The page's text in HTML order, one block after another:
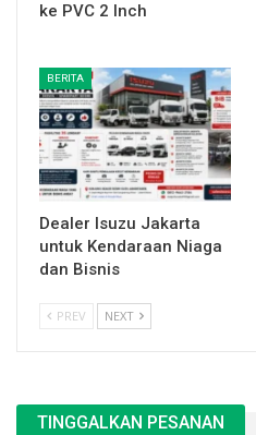
ke PVC 2 Inch
BERITA
Dealer Isuzu Jakarta
untuk Kendaraan Niaga
dan Bisnis
PREV NEXT
TINGGALKAN PESANAN